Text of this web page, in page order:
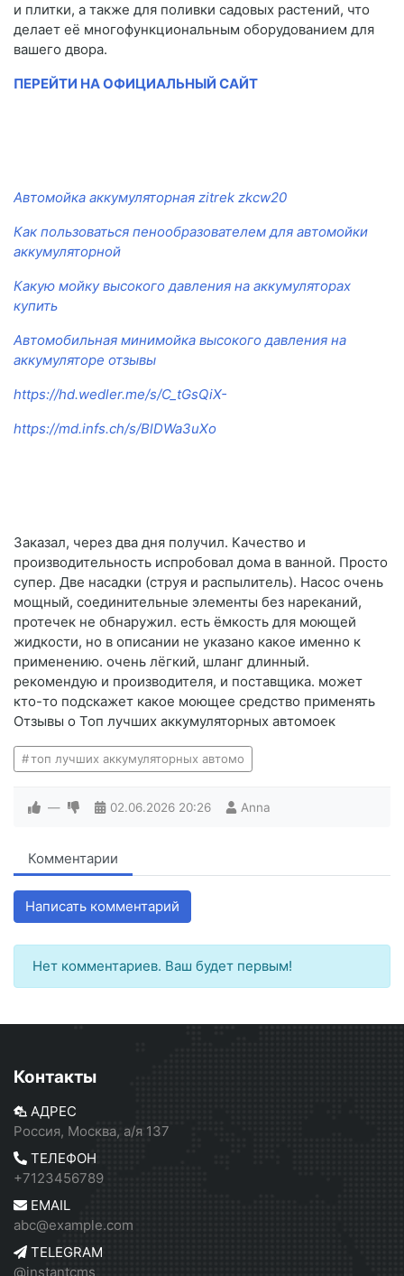
и плитки, а также для поливки садовых растений, что
делает её многофункциональным оборудованием для
вашего двора.
ПЕРЕЙТИ НА ОФИЦИАЛЬНЫЙ САЙТ
Автомойка аккумуляторная zitrek zkcw20
Как пользоваться пенообразователем для автомойки
аккумуляторной
Какую мойку высокого давления на аккумуляторах
купить
Автомобильная минимойка высокого давления на
аккумуляторе отзывы
https://hd.wedler.me/s/C_tGsQiX-
https://md.infs.ch/s/BlDWa3uXo
Заказал, через два дня получил. Качество и
производительность испробовал дома в ванной. Просто
супер. Две насадки (струя и распылитель). Насос очень
мощный, соединительные элементы без нареканий,
протечек не обнаружил. есть ёмкость для моющей
жидкости, но в описании не указано какое именно к
применению. очень лёгкий, шланг длинный.
рекомендую и производителя, и поставщика. может
кто-то подскажет какое моющее средство применять
Отзывы о Топ лучших аккумуляторных автомоек
топ лучших аккумуляторных автомо
— 02.06.2026 20:26 Anna
Комментарии
Написать комментарий
Нет комментариев. Ваш будет первым!
Контакты
АДРЕС
Россия, Москва, а/я 137
ТЕЛЕФОН
+7123456789
EMAIL
abc@example.com
TELEGRAM
@instantcms